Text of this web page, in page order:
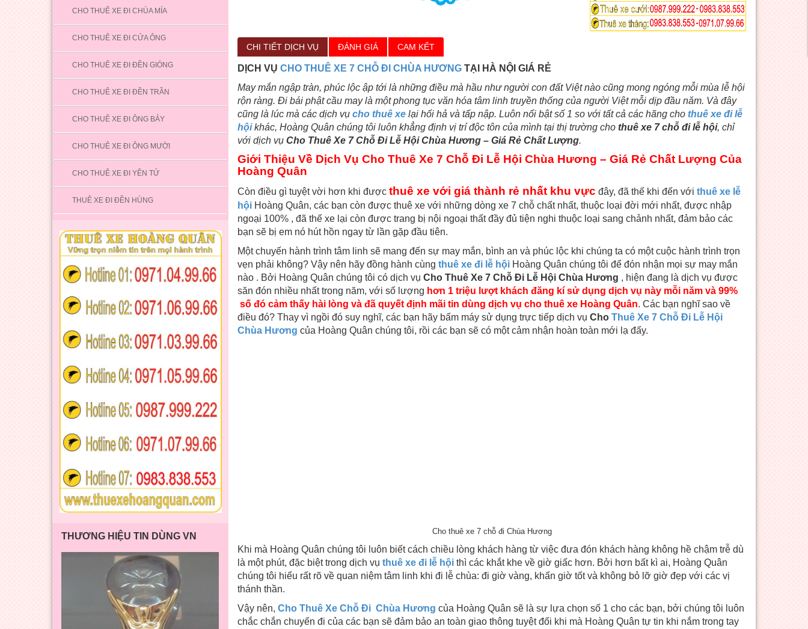
CHO THUÊ XE ĐI CHÙA MÍA
CHO THUÊ XE ĐI CỬA ÔNG
CHO THUÊ XE ĐI ĐỀN GIÓNG
CHO THUÊ XE ĐI ĐỀN TRẦN
CHO THUÊ XE ĐI ÔNG BẢY
CHO THUÊ XE ĐI ÔNG MƯỜI
CHO THUÊ XE ĐI YÊN TỬ
THUÊ XE ĐI ĐỀN HÙNG
THƯƠNG HIỆU TIN DÙNG VN
CHI TIẾT DỊCH VỤ ĐÁNH GIÁ CAM KẾT
DỊCH VỤ CHO THUÊ XE 7 CHỖ ĐI CHÙA HƯƠNGTẠI HÀ NỘI GIÁ RẺ
May mắn ngập tràn, phúc lộc ập tới là những điều mà hầu như người con đất Việt nào cũng mong ngóng mỗi mùa lễ hội
rộn ràng. Đi bái phật cầu may là một phong tục văn hóa tâm linh truyền thống của người Việt mỗi dịp đầu năm. Và đây
cũng là lúc mà các dịch vụ cho thuê xelại hối hả và tấp nập. Luôn nổi bật số 1 so với tất cả các hãng cho thuê xe đi lễ
hộikhác, Hoàng Quân chúng tôi luôn khẳng định vị trí độc tôn của mình tại thị trường cho thuê xe 7 chỗ đi lễ hội, chỉ
với dịch vụ Cho Thuê Xe 7 Chỗ Đi Lễ Hội Chùa Hương – Giá Rẻ Chất Lượng.
Giới Thiệu Về Dịch Vụ Cho Thuê Xe 7 Chỗ Đi Lễ Hội Chùa Hương – Giá Rẻ Chất Lượng Của
Hoàng Quân
Còn điều gì tuyệt vời hơn khi được thuê xe với giá thành rẻ nhất khu vực đây, đã thế khi đến với thuê xe lễ
hộiHoàng Quân, các bạn còn được thuê xe với những dòng xe 7 chỗ chất nhất, thuộc loại đời mới nhất, được nhập
ngoại 100% , đã thế xe lại còn được trang bị nội ngoại thất đầy đủ tiện nghi thuộc loại sang chảnh nhất, đảm bảo các
bạn sẽ bị em nó hút hồn ngay từ lần gặp đầu tiên.
Một chuyến hành trình tâm linh sẽ mang đến sự may mắn, bình an và phúc lộc khi chúng ta có một cuộc hành trình trọn
vẹn phải không? Vậy nên hãy đồng hành cùng thuê xe đi lễ hộiHoàng Quân chúng tôi để đón nhận mọi sự may mắn
nào . Bởi Hoàng Quân chúng tôi có dịch vụ Cho Thuê Xe 7 Chỗ Đi Lễ Hội Chùa Hương , hiện đang là dịch vụ được
săn đón nhiều nhất trong năm, với số lượng hơn 1 triệu lượt khách đăng kí sử dụng dịch vụ này mỗi năm và 99%
số đó cảm thấy hài lòng và đã quyết định mãi tin dùng dịch vụ cho thuê xe Hoàng Quân. Các bạn nghĩ sao về
điều đó? Thay vì ngồi đó suy nghĩ, các bạn hãy bấm máy sử dụng trực tiếp dịch vụ Cho Thuê Xe 7 Chỗ Đi Lễ Hội
Chùa Hương của Hoàng Quân chúng tôi, rồi các bạn sẽ có một cảm nhận hoàn toàn mới lạ đấy.
Cho thuê xe 7 chỗ đi Chùa Hương
Khi mà Hoàng Quân chúng tôi luôn biết cách chiều lòng khách hàng từ việc đưa đón khách hàng không hề chậm trễ dù
là một phút, đặc biệt trong dịch vụ thuê xe đi lễ hộithì các khắt khe về giờ giấc hơn. Bởi hơn bất kì ai, Hoàng Quân
chúng tôi hiểu rất rõ về quan niệm tâm linh khi đi lễ chùa: đi giờ vàng, khấn giờ tốt và không bỏ lỡ giờ đẹp với các vị
thánh thần.
Vậy nên, Cho Thuê Xe Chỗ Đi Chùa Hương của Hoàng Quân sẽ là sự lựa chọn số 1 cho các bạn, bởi chúng tôi luôn
chắc chắn chuyến đi của các bạn sẽ đảm bảo an toàn giao thông tuyệt đối khi mà Hoàng Quân tự tin khi nắm trong tay